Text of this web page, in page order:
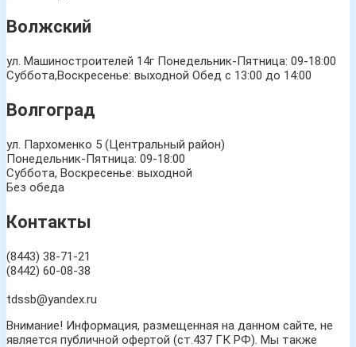
Волжский
ул. Машиностроителей 14г Понедельник-Пятница: 09-18:00
Суббота,Воскресенье: выходной Обед с 13:00 до 14:00
Волгоград
ул. Пархоменко 5 (Центральный район)
Понедельник-Пятница: 09-18:00
Суббота, Воскресенье: выходной
Без обеда
Контакты
(8443) 38-71-21
(8442) 60-08-38
tdssb@yandex.ru
Внимание! Информация, размещенная на данном сайте, не
является публичной офертой (ст.437 ГК РФ). Мы также